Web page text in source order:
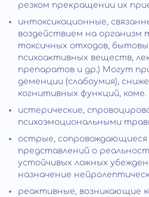
резком прекращении их
интоксикационные,
воздействием на организм
токсичных отходов,
психоактивных веществ,
препаратов и др.) Могут
деменции (слабоумия),
когнитивных функций, коме.
истерические,
психоэмоциональными
острые,
представлений о
устойчивых ложных
назначение
реактивные, возникающие